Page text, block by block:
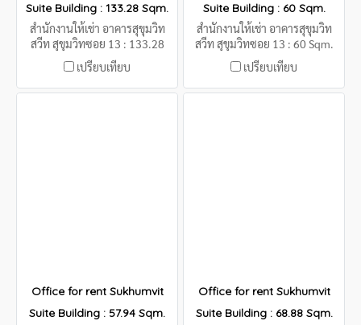
Suite Building : 133.28 Sqm.
สำนักงานให้เช่า อาคารสุขุมวิท
สวีท สุขุมวิทซอย 13 : 133.28
Sqm.
เปรียบเทียบ
Suite Building : 60 Sqm.
สำนักงานให้เช่า อาคารสุขุมวิท
สวีท สุขุมวิทซอย 13 : 60 Sqm.
เปรียบเทียบ
Office for rent Sukhumvit
Suite Building : 57.94 Sqm.
Office for rent Sukhumvit
Suite Building : 68.88 Sqm.